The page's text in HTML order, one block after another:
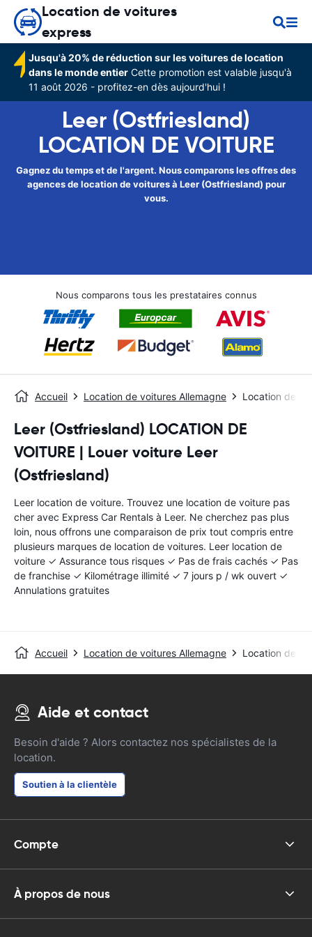
Location de voitures
express
Jusqu'à 20% de réduction sur les voitures de location
dans le monde entier Cette promotion est valable jusqu'à
11 août 2026 - profitez-en dès aujourd'hui !
Leer (Ostfriesland)
LOCATION DE VOITURE
Gagnez du temps et de l'argent. Nous comparons les offres des
agences de location de voitures à Leer (Ostfriesland) pour
vous.
Nous comparons tous les prestataires connus
Accueil Location de voitures Allemagne Location de
Leer (Ostfriesland) LOCATION DE
VOITURE | Louer voiture Leer
(Ostfriesland)
Leer location de voiture. Trouvez une location de voiture pas
cher avec Express Car Rentals à Leer. Ne cherchez pas plus
loin, nous offrons une comparaison de prix tout compris entre
plusieurs marques de location de voitures. Leer location de
voiture ✓ Assurance tous risques ✓ Pas de frais cachés ✓ Pas
de franchise ✓ Kilométrage illimité ✓ 7 jours p / wk ouvert ✓
Annulations gratuites
Accueil Location de voitures Allemagne Location de
Aide et contact
Besoin d'aide ? Alors contactez nos spécialistes de la
location.
Soutien à la clientèle
Compte
À propos de nous